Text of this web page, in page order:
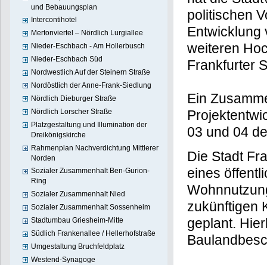
und Bebauungsplan
Intercontihotel
Mertonviertel – Nördlich Lurgiallee
Nieder-Eschbach - Am Hollerbusch
Nieder-Eschbach Süd
Nordwestlich Auf der Steinern Straße
Nordöstlich der Anne-Frank-Siedlung
Nördlich Dieburger Straße
Nördlich Lorscher Straße
Platzgestaltung und Illumination der
Dreikönigskirche
Rahmenplan Nachverdichtung Mittlerer
Norden
Sozialer Zusammenhalt Ben-Gurion-
Ring
Sozialer Zusammenhalt Nied
Sozialer Zusammenhalt Sossenheim
Stadtumbau Griesheim-Mitte
Südlich Frankenallee / Hellerhofstraße
Umgestaltung Bruchfeldplatz
Westend-Synagoge
politischen
Entwicklung
weiteren
Frankfurter
Ein
03 und 04
Die Stadt
eines
zukünftigen
geplant.